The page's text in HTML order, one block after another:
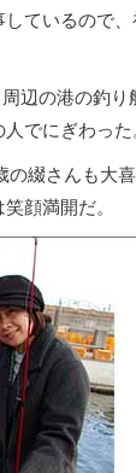
ているので
辺の港の釣り
でにぎわった
綴さんも大
顔満開だ。